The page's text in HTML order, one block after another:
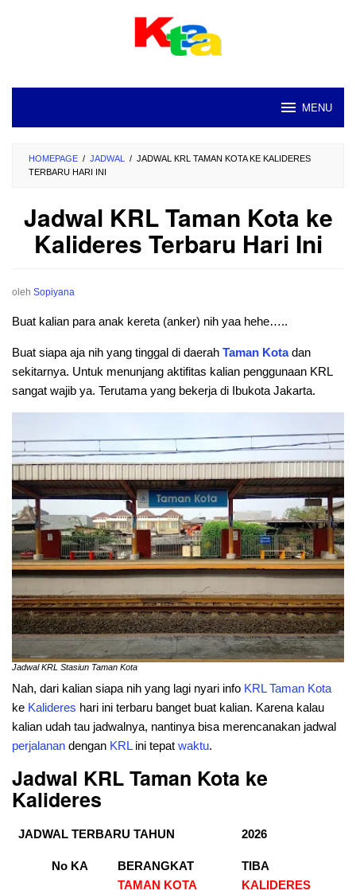
MENU
HOMEPAGE / JADWAL / JADWAL KRL TAMAN KOTA KE KALIDERES
TERBARU HARI INI
Jadwal KRL Taman Kota ke
Kalideres Terbaru Hari Ini
oleh Sopiyana
Buat kalian para anak kereta (anker) nih yaa hehe…..
Buat siapa aja nih yang tinggal di daerah Taman Kota dan
sekitarnya. Untuk menunjang aktifitas kalian penggunaan KRL
sangat wajib ya. Terutama yang bekerja di Ibukota Jakarta.
Jadwal KRL Stasiun Taman Kota
Nah, dari kalian siapa nih yang lagi nyari info KRL Taman Kota
ke Kalideres hari ini terbaru banget buat kalian. Karena kalau
kalian udah tau jadwalnya, nantinya bisa merencanakan jadwal
perjalanan dengan KRLini tepat waktu.
Jadwal KRL Taman Kota ke
Kalideres
JADWAL TERBARU TAHUN 2026
No KA
BERANGKAT
TAMAN KOTA
TIBA
KALIDERES